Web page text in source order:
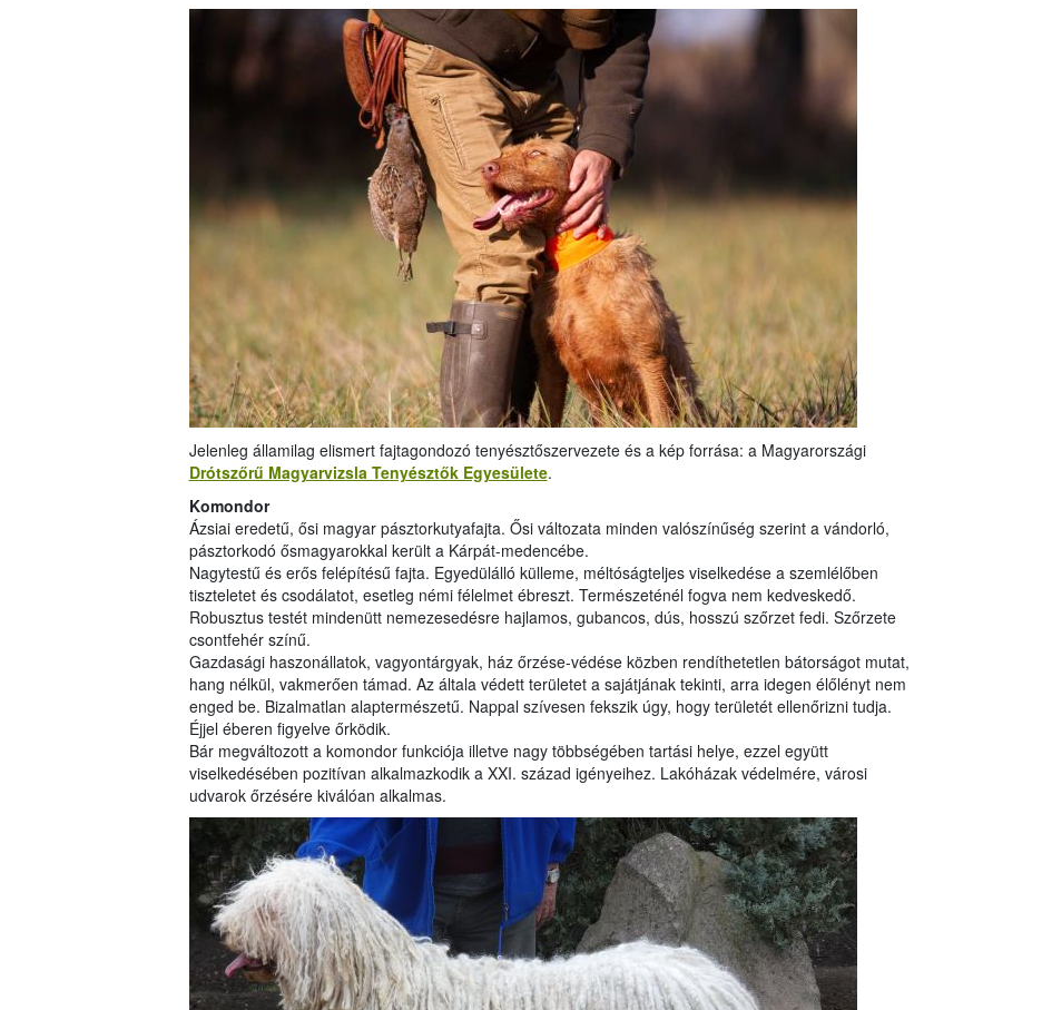
Jelenleg államilag elismert fajtagondozó tenyésztőszervezete és a kép forrása: a Magyarországi
Drótszőrű Magyarvizsla Tenyésztők Egyesülete.
Komondor
Ázsiai eredetű, ősi magyar pásztorkutyafajta. Ősi változata minden valószínűség szerint a vándorló,
pásztorkodó ősmagyarokkal került a Kárpát-medencébe.
Nagytestű és erős felépítésű fajta. Egyedülálló külleme, méltóságteljes viselkedése a szemlélőben
tiszteletet és csodálatot, esetleg némi félelmet ébreszt. Természeténél fogva nem kedveskedő.
Robusztus testét mindenütt nemezesedésre hajlamos, gubancos, dús, hosszú szőrzet fedi. Szőrzete
csontfehér színű.
Gazdasági haszonállatok, vagyontárgyak, ház őrzése-védése közben rendíthetetlen bátorságot mutat,
hang nélkül, vakmerően támad. Az általa védett területet a sajátjának tekinti, arra idegen élőlényt nem
enged be. Bizalmatlan alaptermészetű. Nappal szívesen fekszik úgy, hogy területét ellenőrizni tudja.
Éjjel éberen figyelve őrködik.
Bár megváltozott a komondor funkciója illetve nagy többségében tartási helye, ezzel együtt
viselkedésében pozitívan alkalmazkodik a XXI. század igényeihez. Lakóházak védelmére, városi
udvarok őrzésére kiválóan alkalmas.